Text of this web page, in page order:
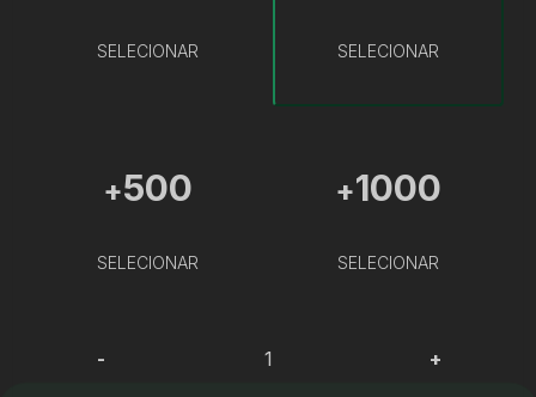
SELECIONAR SELECIONAR
+500
SELECIONAR
+1000
SELECIONAR
- +